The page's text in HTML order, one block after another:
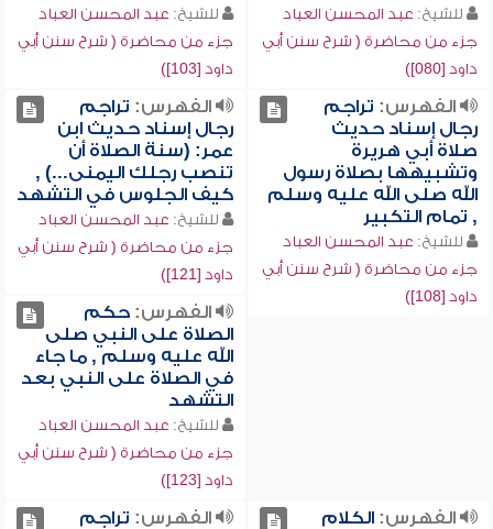
للشيخ: عبد المحسن العباد
جزء من محاضرة ( شرح سنن أبي
داود [080])
للشيخ: عبد المحسن العباد
جزء من محاضرة ( شرح سنن أبي
داود [103])
الفهرس: تراجم
رجال إسناد حديث
صلاة أبي هريرة
وتشبيهها بصلاة رسول
الله صلى الله عليه وسلم
, تمام التكبير
للشيخ: عبد المحسن العباد
جزء من محاضرة ( شرح سنن أبي
داود [108])
الفهرس: تراجم
رجال إسناد حديث ابن
عمر: (سنة الصلاة أن
تنصب رجلك اليمنى...) ,
كيف الجلوس في التشهد
للشيخ: عبد المحسن العباد
جزء من محاضرة ( شرح سنن أبي
داود [121])
الفهرس:حكم
الصلاة على النبي صلى
الله عليه وسلم , ما جاء
في الصلاة على النبي بعد
التشهد
للشيخ: عبد المحسن العباد
جزء من محاضرة ( شرح سنن أبي
داود [123])
الفهرس:الكلام
الفهرس: تراجم